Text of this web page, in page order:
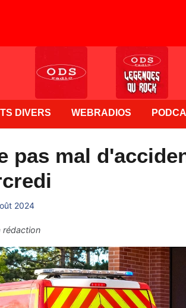
DIVERS WEBRADIOS
pas mal
2024
rédaction